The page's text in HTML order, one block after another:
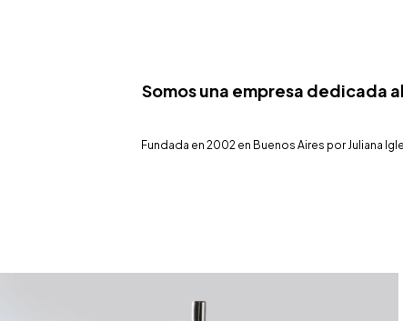
Somos una empresa dedicada
Fundada en 2002 en Buenos Aires por Juliana